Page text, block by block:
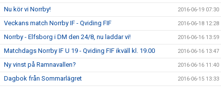
Nu kör vi Norrby! 2016-06-19 07:30
Veckans match Norrby IF - Qviding FIF 2016-06-18 12:28
Norrby - Elfsborg i DM den 24/8, nu laddar vi! 2016-06-16 13:59
Matchdags Norrby IF U 19 - Qviding FIF ikväll kl. 19.00 2016-06-16 13:47
Ny vinst på Ramnavallen? 2016-06-16 11:40
Dagbok från Sommarlägret 2016-06-15 13:33